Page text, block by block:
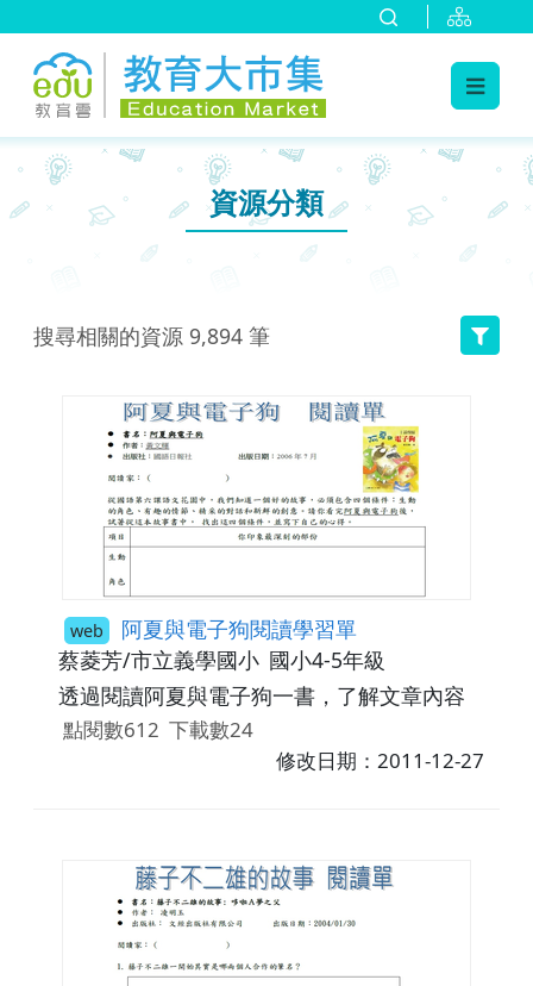
資源分類
搜尋相關的資源 9,894 筆
web 阿夏與電子狗閱讀學習單
蔡菱芳/市立義學國小 國小4-5年級
透過閱讀阿夏與電子狗一書，了解文章內容
點閱數612 下載數24
修改日期：2011-12-27